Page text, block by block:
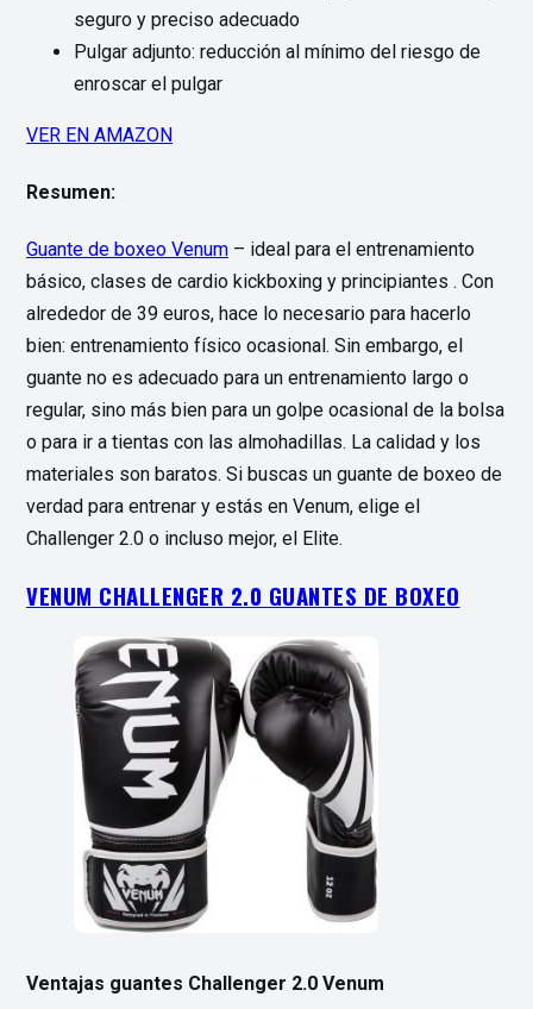
seguro y preciso adecuado
Pulgar adjunto: reducción al mínimo del riesgo de
enroscar el pulgar
VER EN AMAZON
Resumen:
Guante de boxeo Venum – ideal para el entrenamiento
básico, clases de cardio kickboxing y principiantes . Con
alrededor de 39 euros, hace lo necesario para hacerlo
bien: entrenamiento físico ocasional. Sin embargo, el
guante no es adecuado para un entrenamiento largo o
regular, sino más bien para un golpe ocasional de la bolsa
o para ir a tientas con las almohadillas. La calidad y los
materiales son baratos. Si buscas un guante de boxeo de
verdad para entrenar y estás en Venum, elige el
Challenger 2.0 o incluso mejor, el Elite.
VENUM CHALLENGER 2.0 GUANTES DE BOXEO
Ventajas guantes Challenger 2.0 Venum